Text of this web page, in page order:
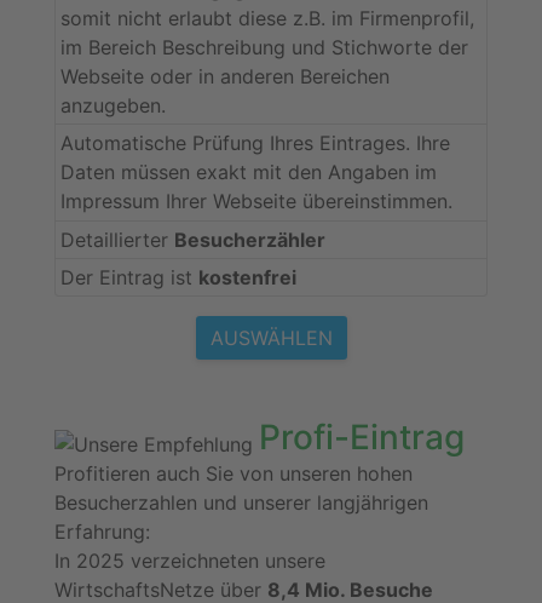
somit nicht erlaubt diese z.B. im Firmenprofil,
im Bereich Beschreibung und Stichworte der
Webseite oder in anderen Bereichen
anzugeben.
Automatische Prüfung Ihres Eintrages. Ihre
Daten müssen exakt mit den Angaben im
Impressum Ihrer Webseite übereinstimmen.
Detaillierter Besucherzähler
Der Eintrag ist kostenfrei
AUSWÄHLEN
Profi-Eintrag
Profitieren auch Sie von unseren hohen
Besucherzahlen und unserer langjährigen
Erfahrung:
In 2025 verzeichneten unsere
WirtschaftsNetze über 8,4 Mio. Besuche